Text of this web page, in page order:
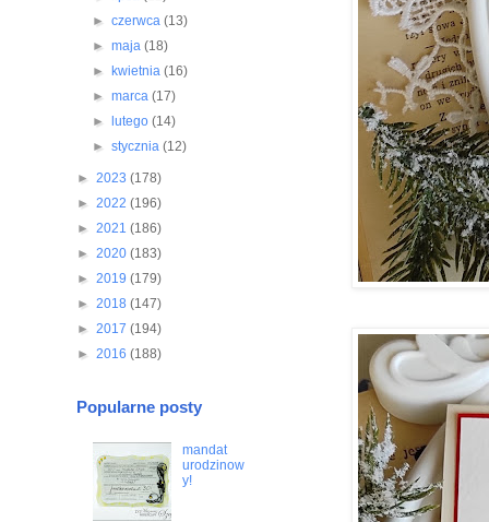
►czerwca(13)
►maja(18)
►
kwietnia(16)
►marca(17)
►
lutego(14)
►stycznia(12)
► 2023 (178)
► 2022 (196)
► 2021 (186)
► 2020 (183)
► 2019 (179)
► 2018 (147)
► 2017 (194)
► 2016 (188)
Popularne posty
mandat
urodzinow
y!